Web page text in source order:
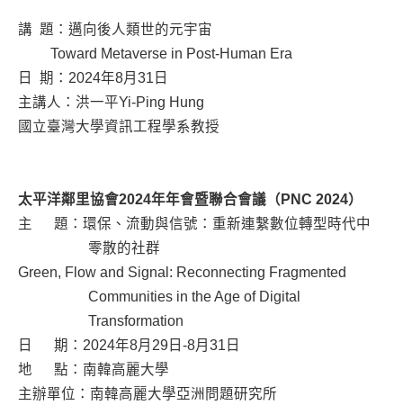
講 題：邁向後人類世的元宇宙
Toward Metaverse in Post-Human Era
日 期：2024年8月31日
主講人：洪一平Yi-Ping Hung
國立臺灣大學資訊工程學系教授
太平洋鄰里協會2024年年會暨聯合會議（PNC 2024）
主 題：環保、流動與信號：重新連繫數位轉型時代中
零散的社群
Green, Flow and Signal: Reconnecting Fragmented
Communities in the Age of Digital
Transformation
日 期：2024年8月29日-8月31日
地 點：南韓高麗大學
主辦單位：南韓高麗大學亞洲問題研究所